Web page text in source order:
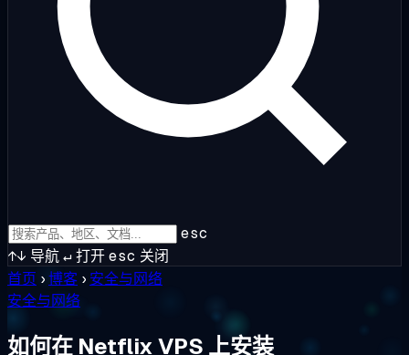
esc
↑↓ 导航↵打开esc 关闭
首页 ›博客 › 安全与网络
安全与网络
如何在 Netflix VPS 上安装